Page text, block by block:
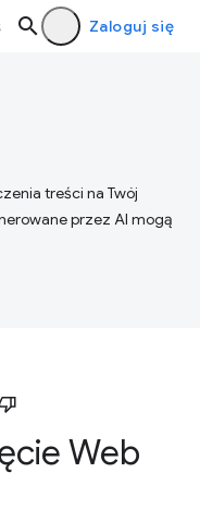
Zaloguj się
treści na Twój
przez AI mogą
Web